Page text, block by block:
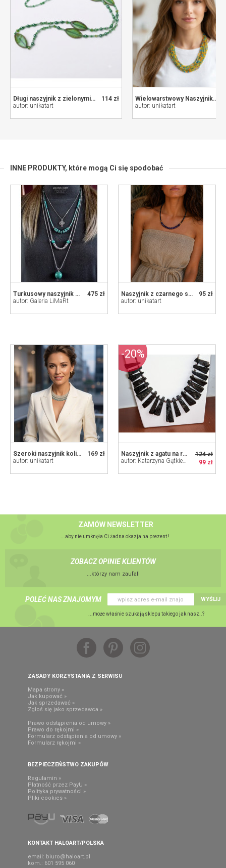
114 zł
Długi naszyjnik z zielonymi koralikami
autor: unikatart
Wielowarstwowy Naszyjnik z Drobnych Koralików - Żywe Kolory (Żółty, Niebieski, Pomarańczowy)
autor: unikatart
INNE PRODUKTY, które mogą Ci się spodobać
475 zł
Turkusowy naszyjnik 3w1: kupujesz 1 masz 3 modne naszyjniki BOHO unikat handmade
autor: Galeria LiMaRt
95 zł
Naszyjnik z czarnego szkła fasetowanego z fioletowymi kamieniami i hematytem
autor: unikatart
169 zł
Szeroki naszyjnik kolia z turkusowymi detalami | 4 cm szerokości
autor: unikatart
124 zł
99 zł
Naszyjnik z agatu na rzemieniu
autor: Katarzyna Gątkiewicz
-20%
ZAMÓW NEWSLETTER
...aby nie umknęła Ci żadna okazja na prezent !
ZOBACZ OPINIE KLIENTÓW
...którzy nam zaufali
POLEĆ NAS ZNAJOMYM WYŚLIJ
...może właśnie szukają sklepu takiego jak nasz..?
ZASADY KORZYSTANIA Z SERWISU
Mapa strony »
Jak kupować »
Jak sprzedawać »
Zgłoś się jako sprzedawca »
Prawo odstąpienia od umowy »
Prawo do rękojmi »
Formularz odstąpienia od umowy »
Formularz rękojmi »
BEZPIECZEŃSTWO ZAKUPÓW
Regulamin »
Płatność przez PayU »
Polityka prywatności »
Pliki cookies »
KONTAKT HALOART/POLSKA
email: biuro@haloart.pl
kom.: 601 595 060